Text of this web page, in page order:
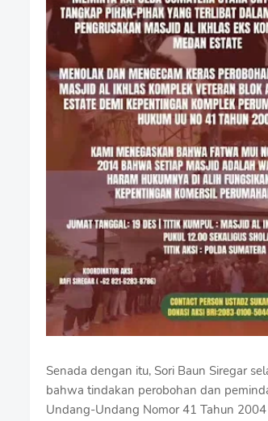
Senada dengan itu, Sori Baun Siregar
bahwa tindakan perobohan dan
Undang-Undang Nomor 41 Tahun